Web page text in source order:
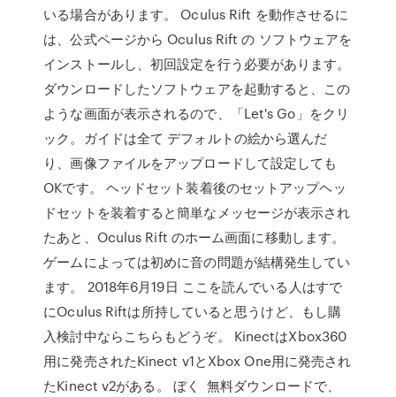
いる場合があります。 Oculus Rift を動作させるに
は、公式ページから Oculus Rift の ソフトウェアを
インストールし、初回設定を行う必要があります。
ダウンロードしたソフトウェアを起動すると、この
ような画面が表示されるので、「Let's Go」をクリ
ック。ガイドは全て デフォルトの絵から選んだ
り、画像ファイルをアップロードして設定しても
OKです。 ヘッドセット装着後のセットアップヘッ
ドセットを装着すると簡単なメッセージが表示され
たあと、Oculus Rift のホーム画面に移動します。
ゲームによっては初めに音の問題が結構発生してい
ます。 2018年6月19日 ここを読んでいる人はすで
にOculus Riftは所持していると思うけど、もし購
入検討中ならこちらもどうぞ。 KinectはXbox360
用に発売されたKinect v1とXbox One用に発売され
たKinect v2がある。 ぼく 無料ダウンロードで、